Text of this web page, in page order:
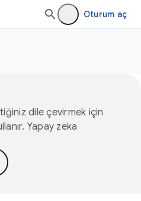
Oturum aç
dile çevirmek için
Yapay zeka